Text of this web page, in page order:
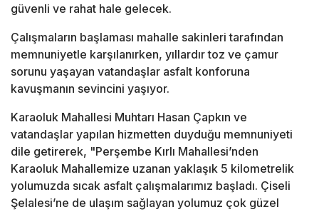
güvenli ve rahat hale gelecek.
Çalışmaların başlaması mahalle sakinleri tarafından
memnuniyetle karşılanırken, yıllardır toz ve çamur
sorunu yaşayan vatandaşlar asfalt konforuna
kavuşmanın sevincini yaşıyor.
Karaoluk Mahallesi Muhtarı Hasan Çapkın ve
vatandaşlar yapılan hizmetten duyduğu memnuniyeti
dile getirerek, "Perşembe Kırlı Mahallesi’nden
Karaoluk Mahallemize uzanan yaklaşık 5 kilometrelik
yolumuzda sıcak asfalt çalışmalarımız başladı. Çiseli
Şelalesi’ne de ulaşım sağlayan yolumuz çok güzel